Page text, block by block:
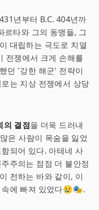
년부터 B.C. 404년까
르타와 그의 동맹들, 그
대립하는 극도로 치열
전쟁에서 크게 손해를
던 '강한 해군' 전략이
는 지상 전쟁에서 상당
의 결점을 더욱 드러내
은 사람이 목숨을 잃었
되어 있다. 아테네 사
주의는 점점 더 불안정
전하는 바와 같이, 이
에 빠져 있었다😢🎭.